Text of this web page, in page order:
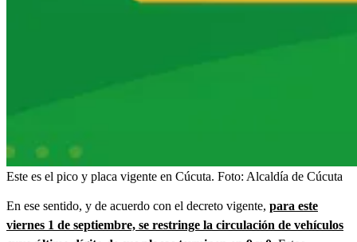
Este es el pico y placa vigente en Cúcuta. Foto: Alcaldía de Cúcuta
En ese sentido, y de acuerdo con el decreto vigente, para este
viernes 1 de septiembre, se restringe la circulación de vehículos